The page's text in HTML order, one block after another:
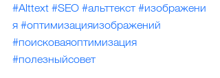
#Alttext #SEO #альттекст #изображени
я #оптимизацияизображений
#поисковаяоптимизация
#полезныйсовет